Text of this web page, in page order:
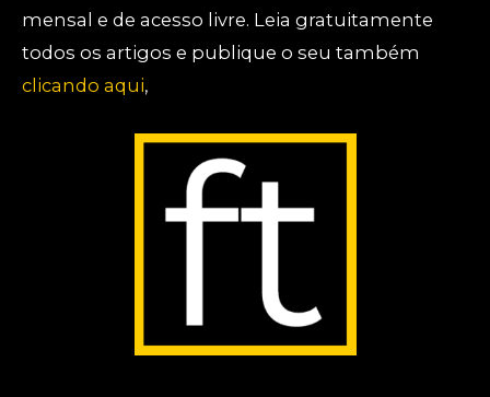
mensal e de acesso livre. Leia gratuitamente
todos os artigos e publique o seu também
clicando aqui,